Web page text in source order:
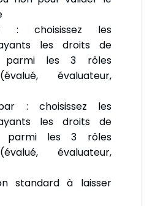
: choisissez les
les droits de
parmi les 3 rôles
évaluateur,
: choisissez les
les droits de
parmi les 3 rôles
évaluateur,
standard à laisser